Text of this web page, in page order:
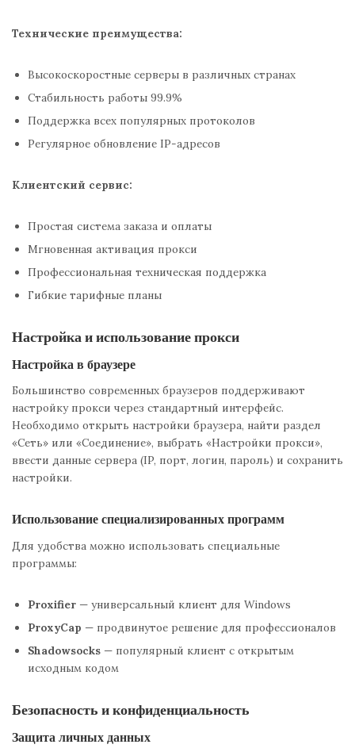
Технические преимущества:
Высокоскоростные серверы в различных странах
Стабильность работы 99.9%
Поддержка всех популярных протоколов
Регулярное обновление IP-адресов
Клиентский сервис:
Простая система заказа и оплаты
Мгновенная активация прокси
Профессиональная техническая поддержка
Гибкие тарифные планы
Настройка и использование прокси
Настройка в браузере
Большинство современных браузеров поддерживают
настройку прокси через стандартный интерфейс.
Необходимо открыть настройки браузера, найти раздел
«Сеть» или «Соединение», выбрать «Настройки прокси»,
ввести данные сервера (IP, порт, логин, пароль) и сохранить
настройки.
Использование специализированных программ
Для удобства можно использовать специальные
программы:
Proxifier — универсальный клиент для Windows
ProxyCap — продвинутое решение для профессионалов
Shadowsocks — популярный клиент с открытым
исходным кодом
Безопасность и конфиденциальность
Защита личных данных